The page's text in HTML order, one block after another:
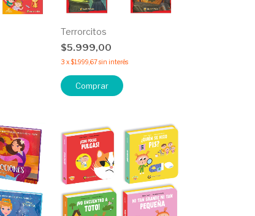
Terrorcitos
$5.999,00
3 x$1.999,67sin interés
Comprar